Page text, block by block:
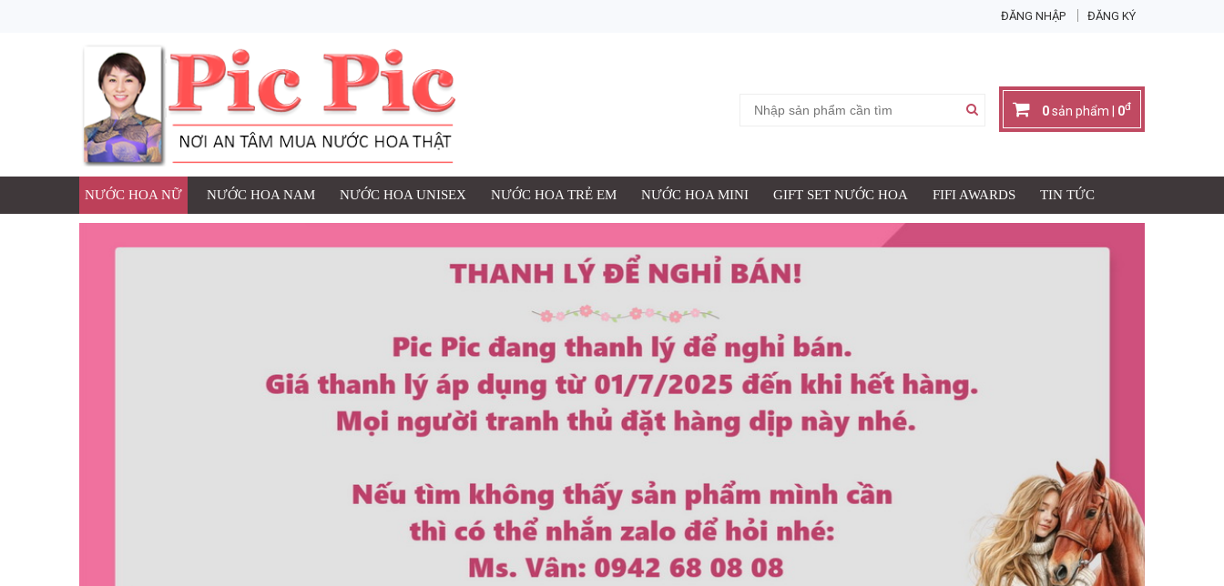
ĐĂNG NHẬP ĐĂNG KÝ
0sản phẩm | 0đ
NƯỚC HOA NỮ NƯỚC HOA NAM NƯỚC HOA UNISEX NƯỚC HOA TRẺ EM NƯỚC HOA MINI GIFT SET NƯỚC HOA FIFI AWARDS TIN TỨC